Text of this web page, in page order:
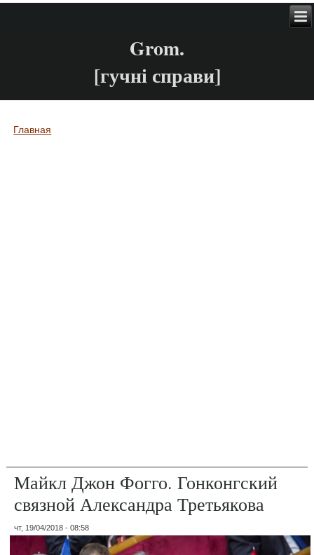
Grom.
[гучні справи]
Вы здесь
Главная
Майкл Джон Фогго. Гонконгский
связной Александра Третьякова
чт, 19/04/2018 - 08:58